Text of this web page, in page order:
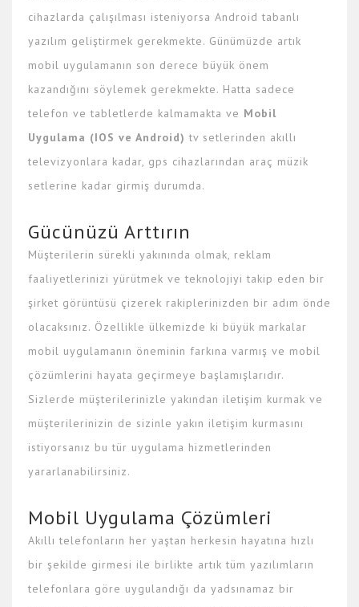
cihazlarda çalışılması isteniyorsa Android tabanlı
yazılım geliştirmek gerekmekte. Günümüzde artık
mobil uygulamanın son derece büyük önem
kazandığını söylemek gerekmekte. Hatta sadece
telefon ve tabletlerde kalmamakta ve Mobil
Uygulama (IOS ve Android)tv setlerinden akıllı
televizyonlara kadar, gps cihazlarından araç müzik
setlerine kadar girmiş durumda.
Gücünüzü Arttırın
Müşterilerin sürekli yakınında olmak, reklam
faaliyetlerinizi yürütmek ve teknolojiyi takip eden bir
şirket görüntüsü çizerek rakiplerinizden bir adım önde
olacaksınız. Özellikle ülkemizde ki büyük markalar
mobil uygulamanın öneminin farkına varmış ve mobil
çözümlerini hayata geçirmeye başlamışlarıdır.
Sizlerde müşterilerinizle yakından iletişim kurmak ve
müşterilerinizin de sizinle yakın iletişim kurmasını
istiyorsanız bu tür uygulama hizmetlerinden
yararlanabilirsiniz.
Mobil Uygulama Çözümleri
Akıllı telefonların her yaştan herkesin hayatına hızlı
bir şekilde girmesi ile birlikte artık tüm yazılımların
telefonlara göre uygulandığı da yadsınamaz bir